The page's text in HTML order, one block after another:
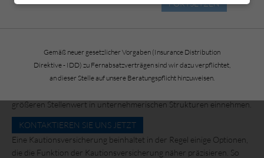
Bürgschaften aussprechen, und wenn doch, dann mit verschärften
Bank sondern die Versicherungsgesellschaft die gewünschte
Bürgschaft. Zudem bieten die Versicherungen im Vergleich zu
Banken häufig maßgeblich günstigere Konditionen für eine
größeren Stellenwert in unternehmerischen Strukturen einnehmen.
KONTAKTIEREN SIE UNS JETZT
Eine Kautionsversicherung beinhaltet in der Regel einige Optionen,
die die Funktion der Kautionsversicherung näher präzisieren. So
FORTSETZEN
Gemäß neuer gesetzlicher Vorgaben (Insurance Distribution
Direktive - IDD) zu Fernabsatzverträgen sind wir dazu verpflichtet,
an dieser Stelle auf unsere Beratungspflicht hinzuweisen.